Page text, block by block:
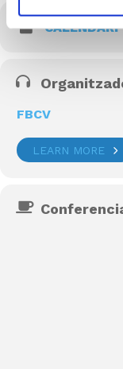
CALENDARI
FBCV
LEARN MORE